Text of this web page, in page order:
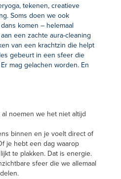
tekenen, creatieve
Soms doen we ook
komen – helemaal
een zachte aura-cleaning
van een krachtzin die helpt
gebeurt in een sfeer die
mag gelachen worden. En
noemen we het niet altijd
binnen en je voelt direct of
je hebt een dag waarop
lijkt te plakken. Dat is energie.
sfeer die we allemaal